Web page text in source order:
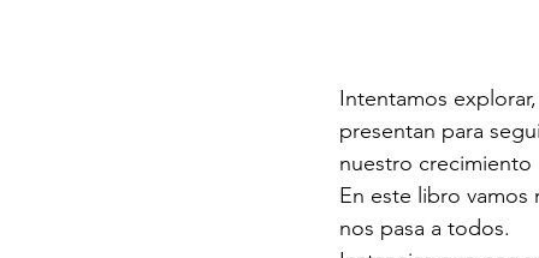
Intentamos
presentan para
nuestro
En este libro
nos pasa a todos.